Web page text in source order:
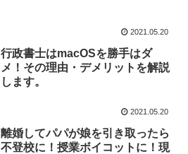
2021.05.20
行政書士はmacOSを勝手はダ
メ！その理由・デメリットを解説
します。
2021.05.20
離婚してパパが娘を引き取ったら
不登校に！授業ボイコットに！現